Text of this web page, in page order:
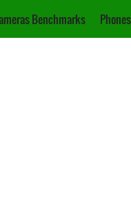
Benchmarks Phones